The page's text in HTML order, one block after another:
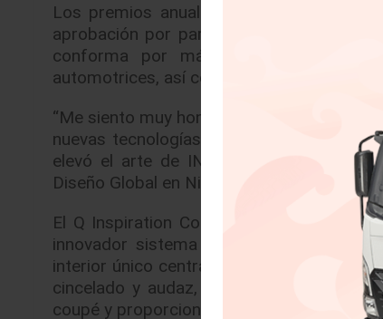
Los premios anuales EyesOn Design
aprobación por parte de los líderes de la
conforma por más de 30 Directores
automotrices, así como las cabezas de
“Me siento muy honrado por el
nuevas tecnologías han inspirado nuevas
elevó el arte de INFINITI por dentro y
Diseño Global en Nissan Motor Co., Ltd.
El Q Inspiration Concept explora el
innovador sistema de propulsión VC-
interior único centrado en el ser humano.
cincelado y audaz, que será la base
coupé y proporciones de sedán mediano.